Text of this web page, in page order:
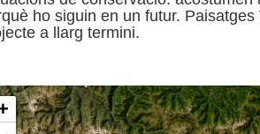
ho siguin en un futur.
a llarg termini.